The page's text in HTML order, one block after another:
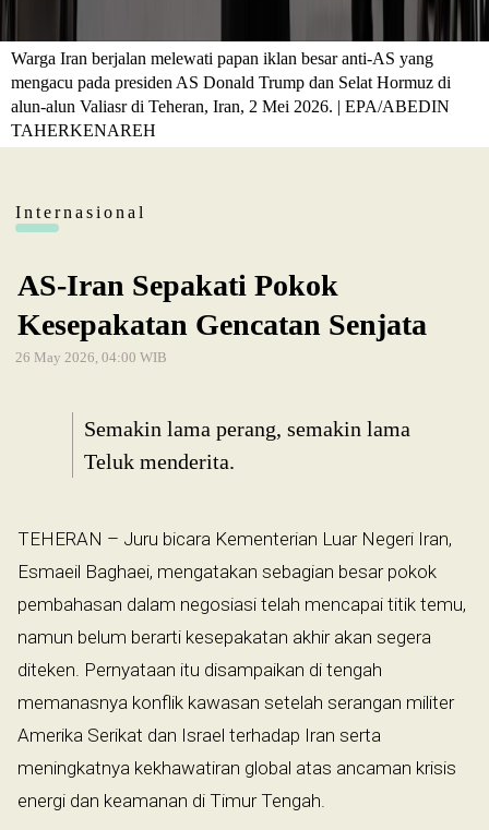
Warga Iran berjalan melewati papan iklan besar anti-AS yang
mengacu pada presiden AS Donald Trump dan Selat Hormuz di
alun-alun Valiasr di Teheran, Iran, 2 Mei 2026. | EPA/ABEDIN
TAHERKENAREH
Internasional
AS-Iran Sepakati Pokok
Kesepakatan Gencatan Senjata
26 May 2026, 04:00 WIB
Semakin lama perang, semakin lama
Teluk menderita.
TEHERAN – Juru bicara Kementerian Luar Negeri Iran,
Esmaeil Baghaei, mengatakan sebagian besar pokok
pembahasan dalam negosiasi telah mencapai titik temu,
namun belum berarti kesepakatan akhir akan segera
diteken. Pernyataan itu disampaikan di tengah
memanasnya konflik kawasan setelah serangan militer
Amerika Serikat dan Israel terhadap Iran serta
meningkatnya kekhawatiran global atas ancaman krisis
energi dan keamanan di Timur Tengah.